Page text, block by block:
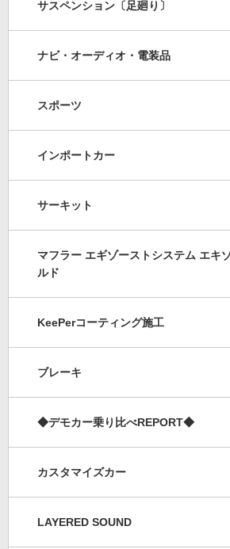
サスペンション〔足廻り〕
ナビ・オーディオ・電装品
スポーツ
インポートカー
サーキット
マフラー エギゾーストシステム エキ
ルド
KeePerコーティング施工
ブレーキ
◆デモカー乗り比べREPORT◆
カスタマイズカー
LAYERED SOUND